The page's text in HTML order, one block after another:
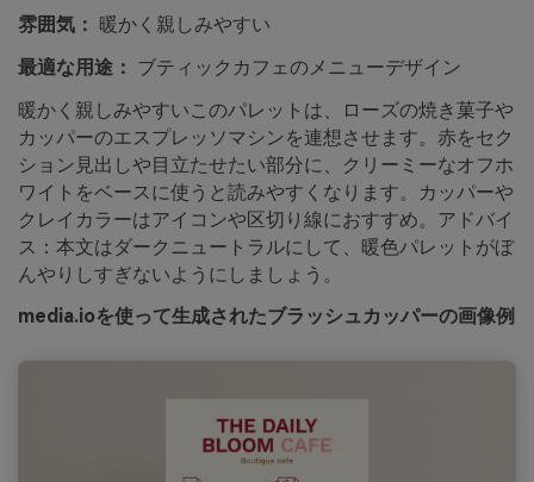
雰囲気： 暖かく親しみやすい
最適な用途： ブティックカフェのメニューデザイン
暖かく親しみやすいこのパレットは、ローズの焼き菓子や
カッパーのエスプレッソマシンを連想させます。赤をセク
ション見出しや目立たせたい部分に、クリーミーなオフホ
ワイトをベースに使うと読みやすくなります。カッパーや
クレイカラーはアイコンや区切り線におすすめ。アドバイ
ス：本文はダークニュートラルにして、暖色パレットがぼ
んやりしすぎないようにしましょう。
media.ioを使って生成されたブラッシュカッパーの画像例